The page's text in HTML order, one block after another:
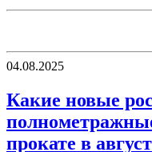
04.08.2025
Какие новые
прокате в